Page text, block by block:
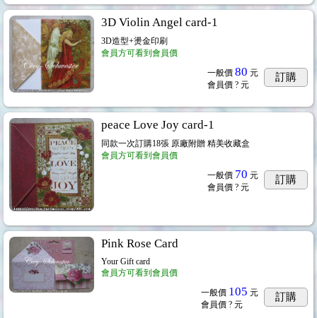
3D Violin Angel card-1
3D造型+燙金印刷
會員方可看到會員價
一般價 80 元
會員價 ? 元
訂購
peace Love Joy card-1
同款一次訂購18張 原廠附贈 精美收藏盒
會員方可看到會員價
一般價 70 元
會員價 ? 元
訂購
Pink Rose Card
Your Gift card
會員方可看到會員價
一般價 105 元
會員價 ? 元
訂購